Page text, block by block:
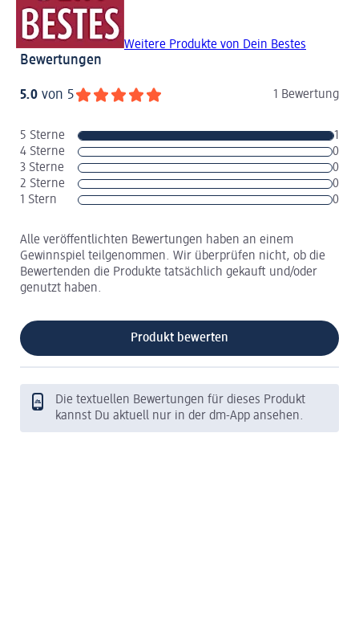
Weitere Produkte von Dein Bestes
Bewertungen
5.0 von 5 1 Bewertung
5 Sterne
1
4 Sterne
0
3 Sterne
0
2 Sterne
0
1 Stern
0
Alle veröffentlichten Bewertungen haben an einem
Gewinnspiel teilgenommen. Wir überprüfen nicht, ob die
Bewertenden die Produkte tatsächlich gekauft und/oder
genutzt haben.
Produkt bewerten
Die textuellen Bewertungen für dieses Produkt
kannst Du aktuell nur in der dm-App ansehen.